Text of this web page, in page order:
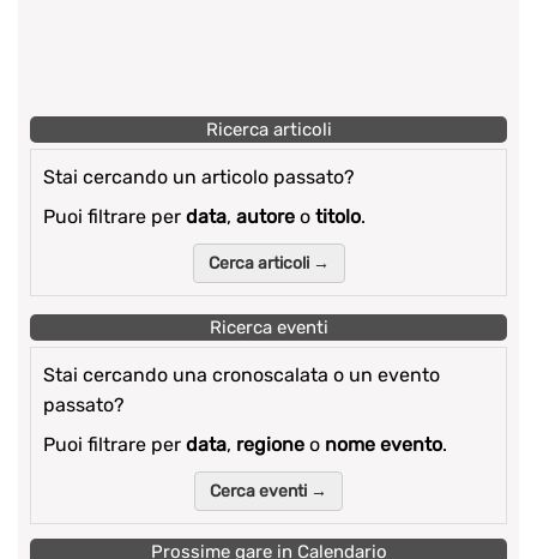
Ricerca articoli
Stai cercando un articolo passato?
Puoi filtrare per data, autore o titolo.
Cerca articoli →
Ricerca eventi
Stai cercando una cronoscalata o un evento
passato?
Puoi filtrare per data, regione o nome evento.
Cerca eventi →
Prossime gare in Calendario